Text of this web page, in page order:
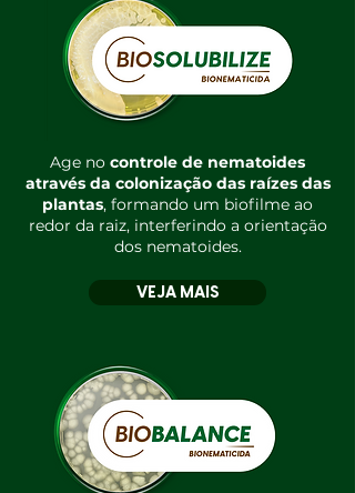
Age no controle de nematoides
através da colonização das raízes das
plantas, formando um biofilme ao
redor da raiz, interferindo a orientação
dos nematoides.
VEJA MAIS